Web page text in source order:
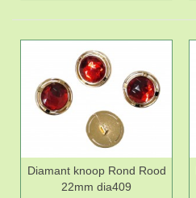
Diamant knoop Rond Rood
22mm dia409